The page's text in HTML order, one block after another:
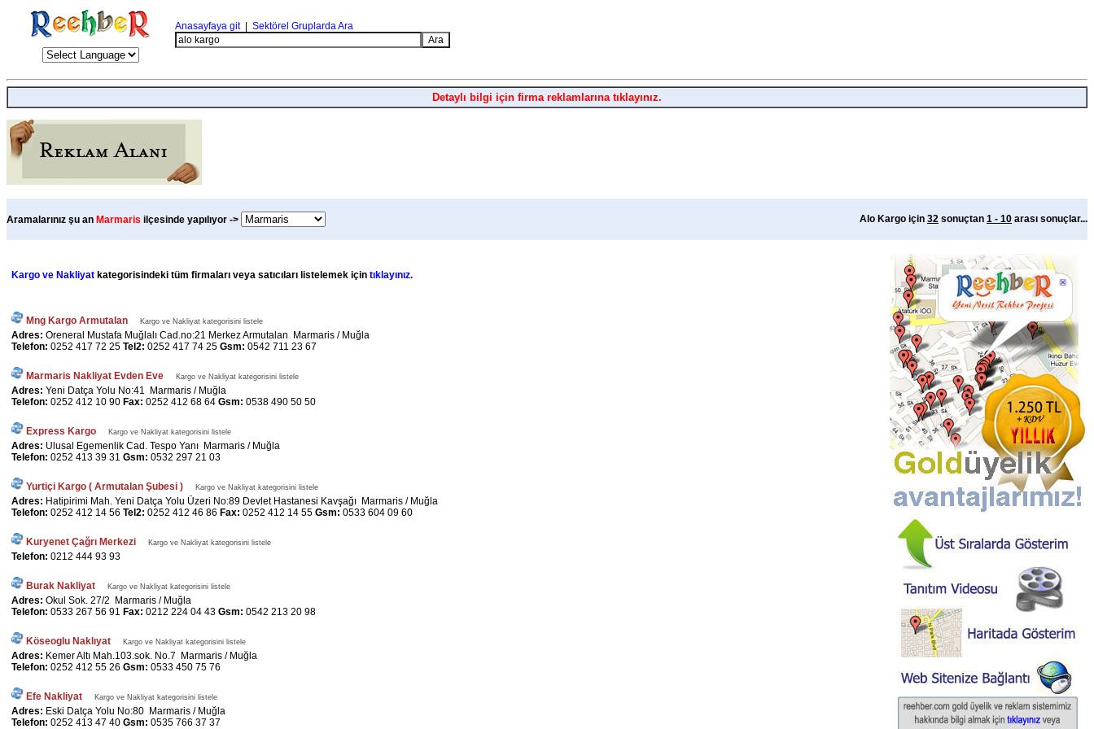
Anasayfaya git| Sektörel Gruplarda Ara
Detaylı bilgi için firma reklamlarına tıklayınız.
Aramalarınız şu an Marmaris ilçesinde yapılıyor -> Alo Kargo için 32 sonuçtan 1 - 10 arası sonuçlar...
Kargo ve Nakliyat kategorisindeki tüm firmaları veya satıcıları listelemek için tıklayınız.
Mng Kargo Armutalan Kargo ve Nakliyat kategorisini listele
Adres: Oreneral Mustafa Muğlalı Cad.no:21 Merkez Armutalan Marmaris / Muğla
Telefon: 0252 417 72 25 Tel2: 0252 417 74 25 Gsm: 0542 711 23 67
Marmaris Nakliyat Evden Eve Kargo ve Nakliyat kategorisini listele
Adres: Yeni Datça Yolu No:41 Marmaris / Muğla
Telefon: 0252 412 10 90 Fax: 0252 412 68 64 Gsm: 0538 490 50 50
Express Kargo Kargo ve Nakliyat kategorisini listele
Adres: Ulusal Egemenlik Cad. Tespo Yanı Marmaris / Muğla
Telefon: 0252 413 39 31 Gsm: 0532 297 21 03
Yurtiçi Kargo ( Armutalan Şubesi ) Kargo ve Nakliyat kategorisini listele
Adres: Hatipirimi Mah. Yeni Datça Yolu Üzeri No:89 Devlet Hastanesi Kavşağı Marmaris / Muğla
Telefon: 0252 412 14 56 Tel2: 0252 412 46 86 Fax: 0252 412 14 55 Gsm: 0533 604 09 60
Kuryenet Çağrı Merkezi Kargo ve Nakliyat kategorisini listele
Telefon: 0212 444 93 93
Burak Nakliyat Kargo ve Nakliyat kategorisini listele
Adres: Okul Sok. 27/2 Marmaris / Muğla
Telefon: 0533 267 56 91 Fax: 0212 224 04 43 Gsm: 0542 213 20 98
Köseoglu Naklıyat Kargo ve Nakliyat kategorisini listele
Adres: Kemer Altı Mah.103.sok. No.7 Marmaris / Muğla
Telefon: 0252 412 55 26 Gsm: 0533 450 75 76
Efe Nakliyat Kargo ve Nakliyat kategorisini listele
Adres: Eski Datça Yolu No:80 Marmaris / Muğla
Telefon: 0252 413 47 40 Gsm: 0535 766 37 37